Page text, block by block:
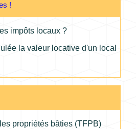
!
impôts locaux ?
la valeur locative d'un local
propriétés bâties (TFPB)